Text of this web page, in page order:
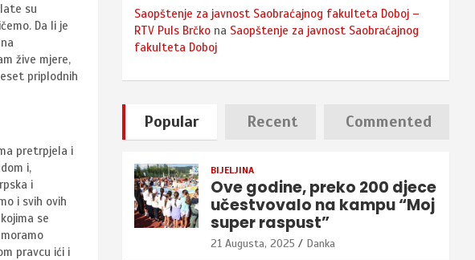
su
Da li je
žive mjere,
priplodnih
pretrpjela i
i,
i
i svih ovih
se
pravcu ići i
Saopštenje za javnost Saobraćajnog fakulteta Doboj –
RTV Puls Brčko na Saopštenje za javnost Saobraćajnog
fakulteta Doboj
Popular Recent Commented
BIJELJINA
Ove godine, preko 200 djece
učestvovalo na kampu “Moj
super raspust”
21 Augusta, 2025 Danka